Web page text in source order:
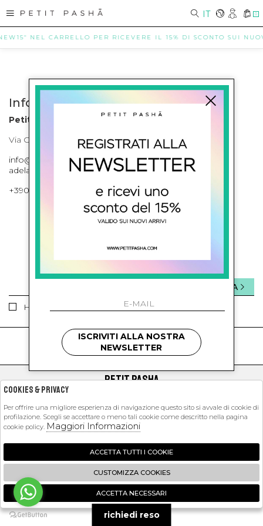
IT 0
NEL CARRELLO PER RICEVERE IL 15% DI SCONTO SUI
Info contatti
Petit Pasha
Via Cilea, 255 Napoli Corso Umberto I 301 Napoli
info@petitpasha.com, petitpasha@hotmail.it,
adelaide.petitpasha@hotmail.com
+39081643421 , +390812351280
ISCRIVITI ALLA NEWSLETTER
Ho letto ed accettato le condizioni sulla privacy.
INVIA
kids
PETIT PASHA
EXTRA
2026 Petit Pasha - P.iva : 09423341214 Powered by
Zucchetti
🍪
ISCRIVITI ALLA NOSTRA
NEWSLETTER
richiedi reso
Cookies & Privacy
Per offrire una migliore esperienza di navigazione questo sito si avvale di cookie di
profilazione. Scegli se accettare o meno tali cookie come descritto nella pagina
cookie policy. Maggiori Informazioni
ACCETTA TUTTI I COOKIE
CUSTOMIZZA COOKIES
ACCETTA NECESSARI